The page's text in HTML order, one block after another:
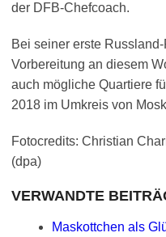
der DFB-Chefcoach.
Bei seiner erste
Vorbereitung an diesem
auch mögliche Quartiere
2018 im Umkreis von
Fotocredits: Christian
(dpa)
VERWANDTE
Maskottchen als